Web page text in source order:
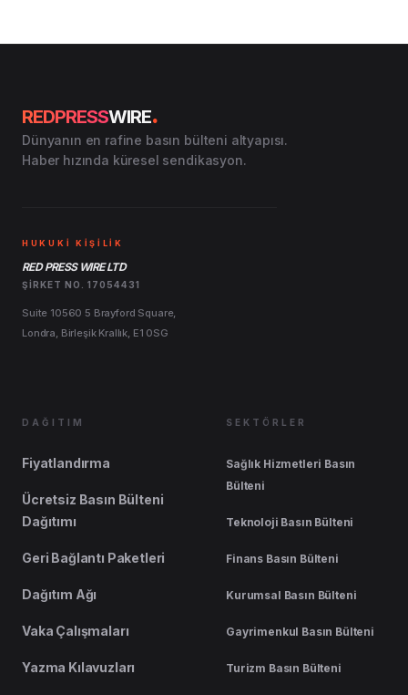
REDPRESSWIRE.
Dünyanın en rafine basın bülteni altyapısı.
Haber hızında küresel sendikasyon.
HUKUKİ KİŞİLİK
RED PRESS WIRE LTD
ŞIRKET NO. 17054431
Suite 10560 5 Brayford Square,
Londra, Birleşik Krallık, E1 0SG
DAĞITIM
Fiyatlandırma
Ücretsiz Basın Bülteni
Dağıtımı
Geri Bağlantı Paketleri
Dağıtım Ağı
Vaka Çalışmaları
Yazma Kılavuzları
SEKTÖRLER
Sağlık Hizmetleri Basın
Bülteni
Teknoloji Basın Bülteni
Finans Basın Bülteni
Kurumsal Basın Bülteni
Gayrimenkul Basın Bülteni
Turizm Basın Bülteni